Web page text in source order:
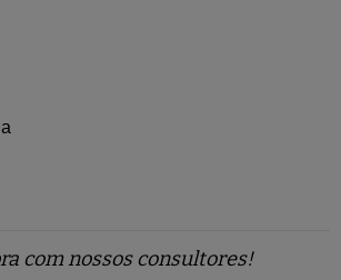
com nossos consultores!